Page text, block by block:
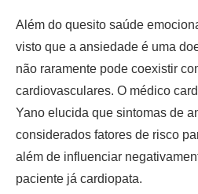
Além do quesito saúde
visto que a ansiedade é uma
não raramente pode coexistir
cardiovasculares. O médico
Yano elucida que sintomas de
considerados fatores de risco
além de influenciar
paciente já cardiopata.